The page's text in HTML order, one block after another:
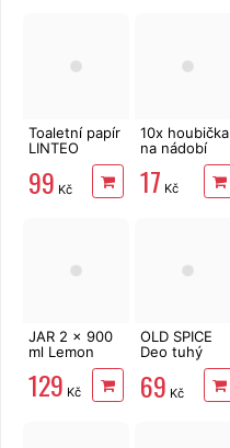
Toaletní papír
LINTEO
3vrstvý 16
rolí, 240 m
99 Kč
10x houbička
na nádobí
17 Kč
JAR 2 x 900
ml Lemon
129 Kč
OLD SPICE
Deo tuhý
White Water
50 ml
69 Kč